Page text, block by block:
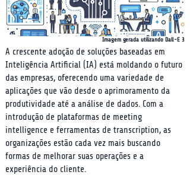
Imagem gerada utilizando Dall-E 3
A crescente adoção de soluções baseadas em
Inteligência Artificial (IA) está moldando o futuro
das empresas, oferecendo uma variedade de
aplicações que vão desde o aprimoramento da
produtividade até a análise de dados. Com a
introdução de plataformas de meeting
intelligence e ferramentas de transcription, as
organizações estão cada vez mais buscando
formas de melhorar suas operações e a
experiência do cliente.